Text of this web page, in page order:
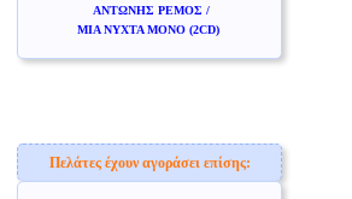
ΑΝΤΩΝΗΣ ΡΕΜΟΣ /
ΜΙΑ ΝΥΧΤΑ ΜΟΝΟ (2CD)
Πελάτες έχουν αγοράσει επίσης: